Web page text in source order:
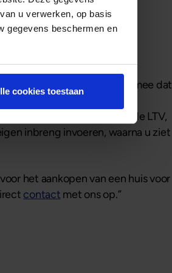
u verwerken, op basis
gegevens beschermen en
cookies toestaan
Houdt er dan rekening mee dat
van 20% van de markt- of
eigen gelden. Hoe lager de LTV,
inbreng invoeren, waarna u ziet
het aankopen van een huis voor
contact met ons op.”